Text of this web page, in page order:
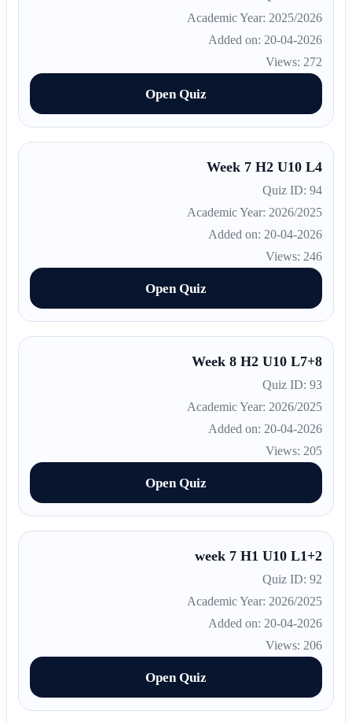
Academic Year: 2025/2026
Added on: 20-04-2026
Views: 272
Open Quiz
Week 7 H2 U10 L4
Quiz ID: 94
Academic Year: 2026/2025
Added on: 20-04-2026
Views: 246
Open Quiz
Week 8 H2 U10 L7+8
Quiz ID: 93
Academic Year: 2026/2025
Added on: 20-04-2026
Views: 205
Open Quiz
week 7 H1 U10 L1+2
Quiz ID: 92
Academic Year: 2026/2025
Added on: 20-04-2026
Views: 206
Open Quiz